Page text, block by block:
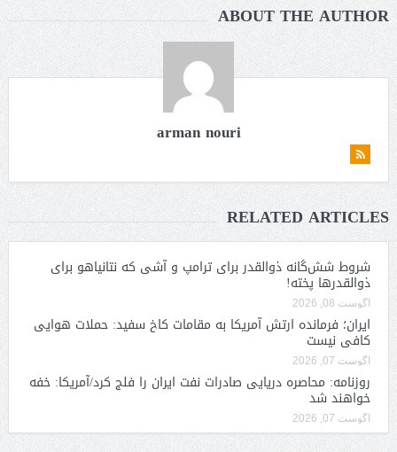
ABOUT THE AUTHOR
arman nouri
RELATED ARTICLES
شروط شش‌گانه ذوالقدر برای ترامپ و آشی که نتانیاهو برای
ذوالقدرها پخته!
آگوست 08, 2026
ایران؛ فرمانده ارتش آمریکا به مقامات کاخ سفید: حملات هوایی
کافی نیست
آگوست 07, 2026
روزنامه: محاصره دریایی صادرات نفت ایران را فلج کرد/آمریکا: خفه
خواهند شد
آگوست 07, 2026